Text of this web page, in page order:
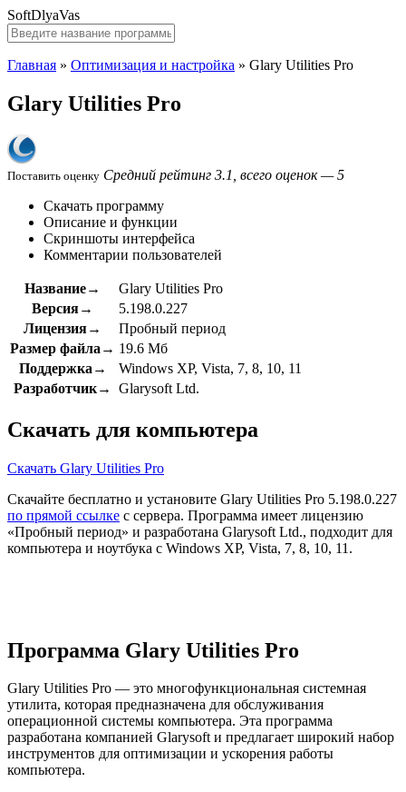
SoftDlyaVas
Главная » Оптимизация и настройка » Glary Utilities Pro
Glary Utilities Pro
Поставить оценку Средний рейтинг 3.1, всего оценок — 5
Скачать программу
Описание и функции
Скриншоты интерфейса
Комментарии пользователей
Название→
Glary Utilities Pro
Версия→
5.198.0.227
Лицензия→
Пробный период
Размер файла→ 19.6 Мб
Поддержка→
Windows XP, Vista, 7, 8, 10, 11
Разработчик→
Glarysoft Ltd.
Скачать для компьютера
Скачать Glary Utilities Pro
Скачайте бесплатно и установите Glary Utilities Pro 5.198.0.227
по прямой ссылке с сервера. Программа имеет лицензию
«Пробный период» и разработана Glarysoft Ltd., подходит для
компьютера и ноутбука с Windows XP, Vista, 7, 8, 10, 11.
Программа Glary Utilities Pro
Glary Utilities Pro — это многофункциональная системная
утилита, которая предназначена для обслуживания
операционной системы компьютера. Эта программа
разработана компанией Glarysoft и предлагает широкий набор
инструментов для оптимизации и ускорения работы
компьютера.